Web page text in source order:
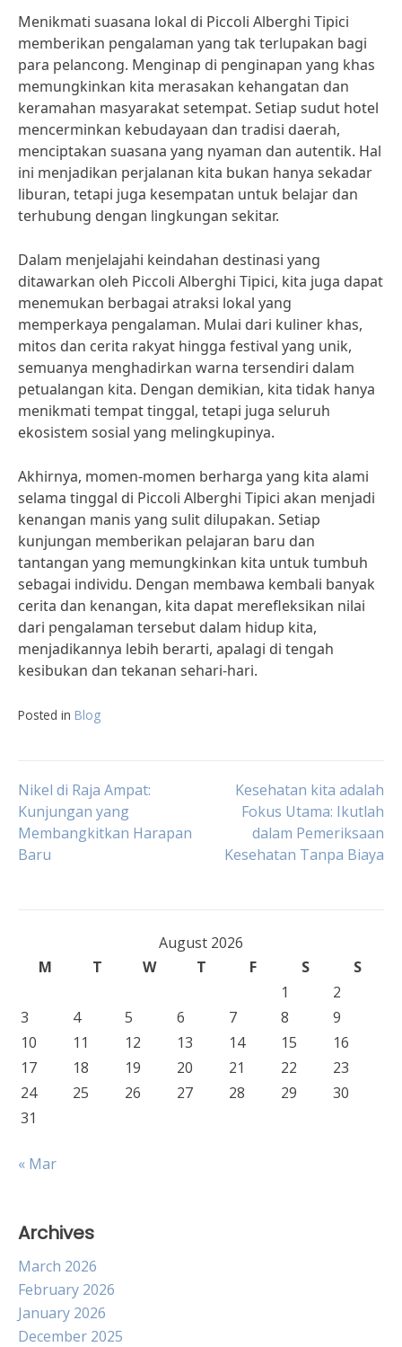
Menikmati suasana lokal di Piccoli Alberghi Tipici
memberikan pengalaman yang tak terlupakan bagi
para pelancong. Menginap di penginapan yang khas
memungkinkan kita merasakan kehangatan dan
keramahan masyarakat setempat. Setiap sudut hotel
mencerminkan kebudayaan dan tradisi daerah,
menciptakan suasana yang nyaman dan autentik. Hal
ini menjadikan perjalanan kita bukan hanya sekadar
liburan, tetapi juga kesempatan untuk belajar dan
terhubung dengan lingkungan sekitar.
Dalam menjelajahi keindahan destinasi yang
ditawarkan oleh Piccoli Alberghi Tipici, kita juga dapat
menemukan berbagai atraksi lokal yang
memperkaya pengalaman. Mulai dari kuliner khas,
mitos dan cerita rakyat hingga festival yang unik,
semuanya menghadirkan warna tersendiri dalam
petualangan kita. Dengan demikian, kita tidak hanya
menikmati tempat tinggal, tetapi juga seluruh
ekosistem sosial yang melingkupinya.
Akhirnya, momen-momen berharga yang kita alami
selama tinggal di Piccoli Alberghi Tipici akan menjadi
kenangan manis yang sulit dilupakan. Setiap
kunjungan memberikan pelajaran baru dan
tantangan yang memungkinkan kita untuk tumbuh
sebagai individu. Dengan membawa kembali banyak
cerita dan kenangan, kita dapat merefleksikan nilai
dari pengalaman tersebut dalam hidup kita,
menjadikannya lebih berarti, apalagi di tengah
kesibukan dan tekanan sehari-hari.
Posted in Blog
Post
navigation
Nikel di Raja Ampat:
Kunjungan yang
Membangkitkan Harapan
Baru
Kesehatan kita adalah
Fokus Utama: Ikutlah
dalam Pemeriksaan
Kesehatan Tanpa Biaya
August 2026
M
T W T F S
S
1
2
3
4 5 6 7 8
9
10
11 12 13 14 15
16
17
18 19 20 21 22
23
24
25 26 27 28 29
30
31
« Mar
Archives
March 2026
February 2026
January 2026
December 2025